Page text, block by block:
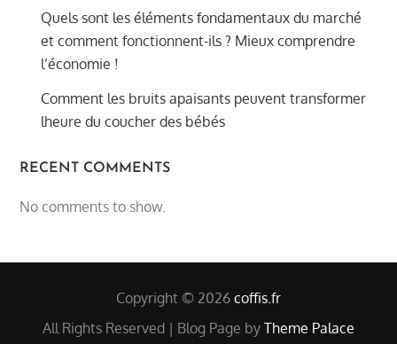
Quels sont les éléments fondamentaux du marché
et comment fonctionnent-ils ? Mieux comprendre
l’économie !
Comment les bruits apaisants peuvent transformer
lheure du coucher des bébés
RECENT COMMENTS
No comments to show.
Copyright © 2026 coffis.fr
All Rights Reserved | Blog Page by Theme Palace